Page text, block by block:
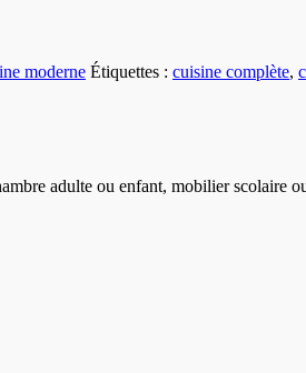
moderne Étiquettes : cuisine complète,
adulte ou enfant, mobilier scolaire